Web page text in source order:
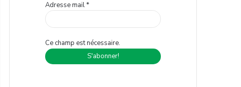
Adresse mail*
Ce champ est nécessaire.